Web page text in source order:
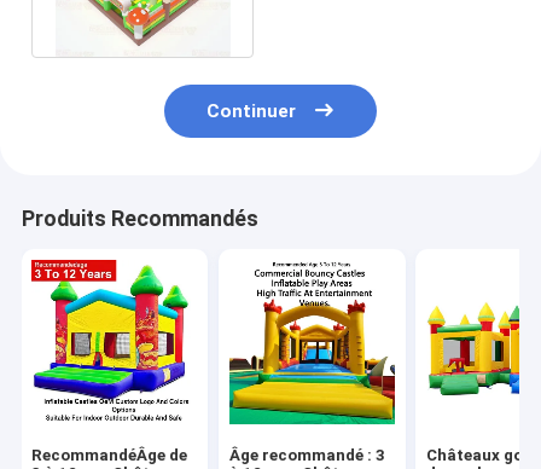
Continuer
Produits Recommandés
RecommandéÂge de
Âge recommandé : 3
Châteaux